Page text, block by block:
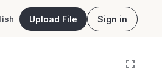
Upload File Sign in